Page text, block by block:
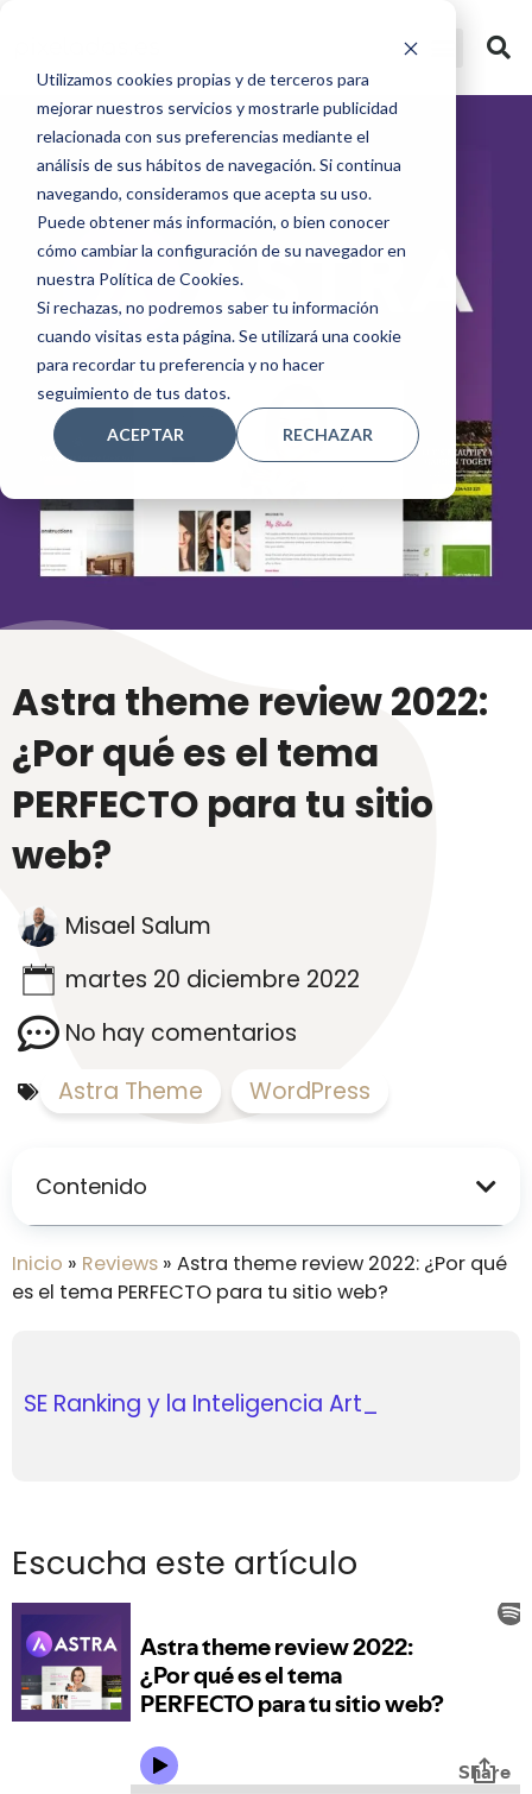
Utilizamos cookies propias y de terceros para
mejorar nuestros servicios y mostrarle publicidad
relacionada con sus preferencias mediante el
análisis de sus hábitos de navegación. Si continua
navegando, consideramos que acepta su uso.
Puede obtener más información, o bien conocer
cómo cambiar la configuración de su navegador en
nuestra Política de Cookies.
Si rechazas, no podremos saber tu información
cuando visitas esta página. Se utilizará una cookie
para recordar tu preferencia y no hacer
seguimiento de tus datos.
ACEPTAR RECHAZAR
Astra theme review 2022:
¿Por qué es el tema
PERFECTO para tu sitio
web?
Misael Salum
martes 20 diciembre 2022
No hay comentarios
Astra Theme
WordPress
Contenido
Inicio » Reviews » Astra theme review 2022: ¿Por qué
es el tema PERFECTO para tu sitio web?
Artificial: nuevas funciones que
email marketing en 2026: cómo
usar MailerLite para escalar tu
Escucha este artículo